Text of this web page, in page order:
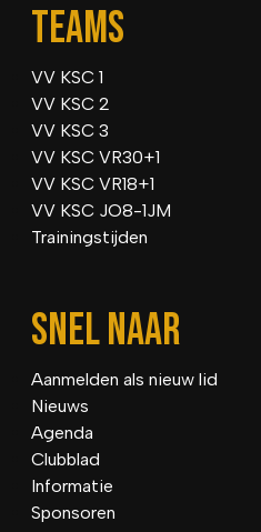
TEAMS
VV KSC 1
VV KSC 2
VV KSC 3
VV KSC VR30+1
VV KSC VR18+1
VV KSC JO8-1JM
Trainingstijden
SNEL NAAR
Aanmelden als nieuw lid
Nieuws
Agenda
Clubblad
Informatie
Sponsoren